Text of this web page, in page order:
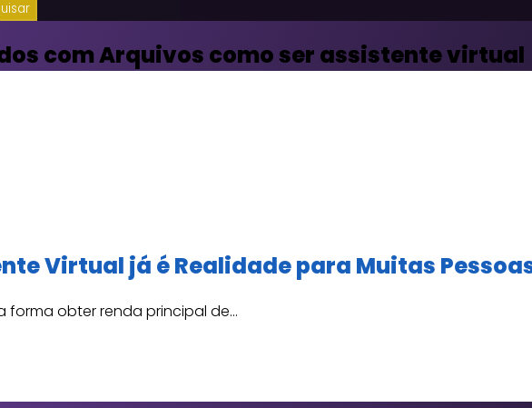
comArquivos como ser assistente virtual
Virtual já é Realidade para Muitas
forma obter renda principal de...